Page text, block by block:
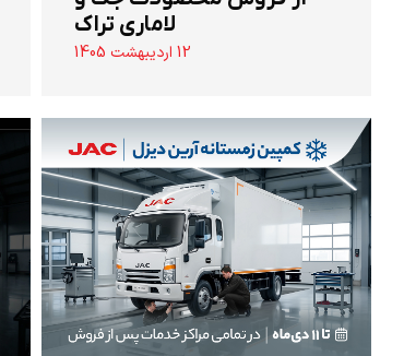
لاماری تراک
12 اردیبهشت 1405